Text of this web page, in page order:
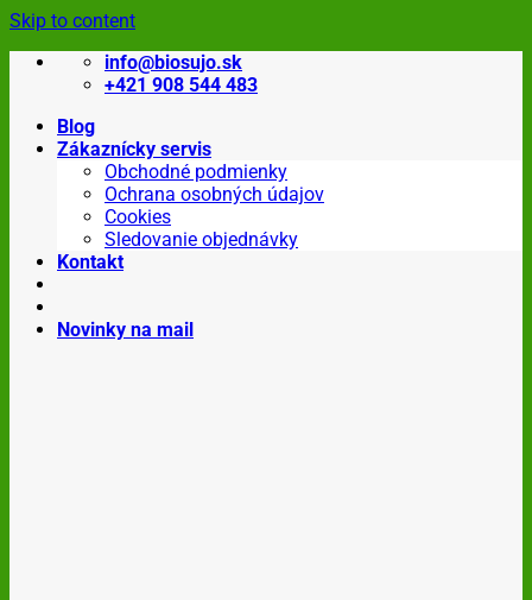
Skip to content
info@biosujo.sk
+421 908 544 483
Blog
Zákaznícky servis
Obchodné podmienky
Ochrana osobných údajov
Cookies
Sledovanie objednávky
Kontakt
Novinky na mail